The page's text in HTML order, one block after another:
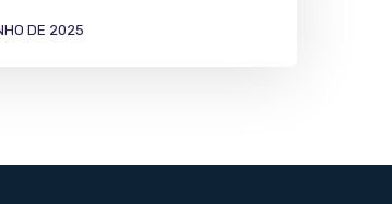
DE 2025